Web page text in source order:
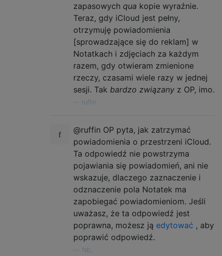
zapasowych qua kopie wyraźnie.
Teraz, gdy iCloud jest pełny,
otrzymuję powiadomienia
[sprowadzające się do reklam] w
Notatkach i zdjęciach za każdym
razem, gdy otwieram zmienione
rzeczy, czasami wiele razy w jednej
sesji. Tak bardzo związany z OP, imo.
ruffin
@ruffin OP pyta, jak zatrzymać
powiadomienia o przestrzeni iCloud.
Ta odpowiedź nie powstrzyma
pojawiania się powiadomień, ani nie
wskazuje, dlaczego zaznaczenie i
odznaczenie pola Notatek ma
zapobiegać powiadomieniom. Jeśli
uważasz, że ta odpowiedź jest
poprawna, możesz ją edytować , aby
poprawić odpowiedź.
fsb,